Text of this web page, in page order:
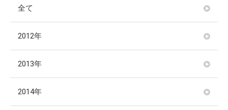
全て
2012年
2013年
2014年